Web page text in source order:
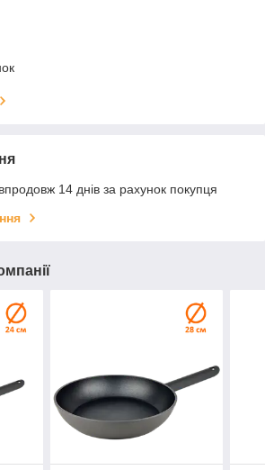
14 днів за рахунок покупця